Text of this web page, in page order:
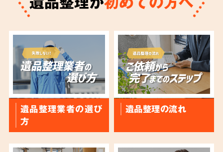
遺品整理業者の選び
方
遺品整理の流れ